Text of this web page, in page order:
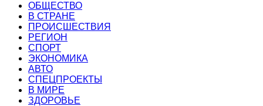
ОБЩЕСТВО
В СТРАНЕ
ПРОИСШЕСТВИЯ
РЕГИОН
CПОРТ
ЭКОНОМИКА
АВТО
СПЕЦПРОЕКТЫ
В МИРЕ
ЗДОРОВЬЕ